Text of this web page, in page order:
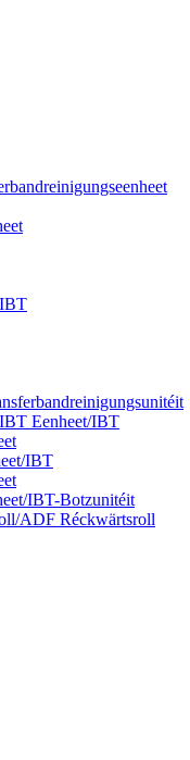
Eenheet/IBT
IBT
IBT-Botzunitéit
ADF Réckwärtsroll